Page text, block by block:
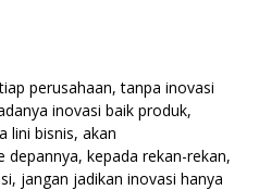
perusahaan, tanpa inovasi
inovasi baik produk,
lini bisnis, akan
depannya, kepada rekan-rekan,
jangan jadikan inovasi hanya